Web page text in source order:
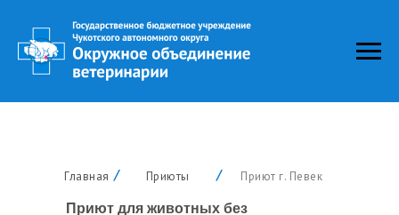
Приют для животных без
Приют г. Певек
Главная Приюты